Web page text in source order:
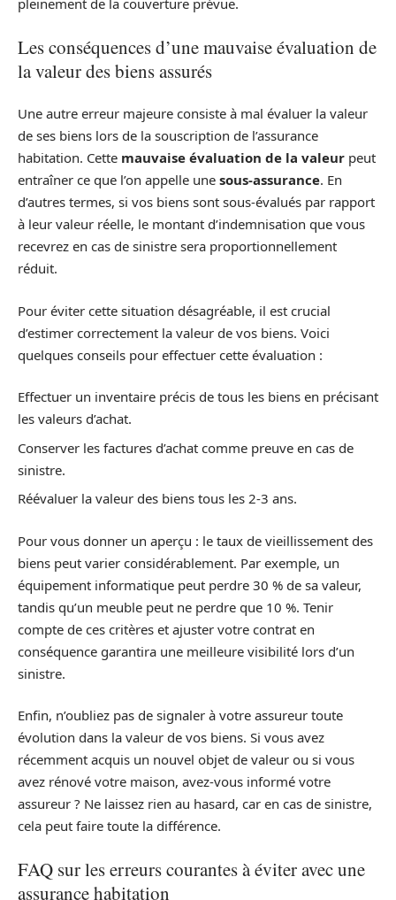
pleinement de la couverture prévue.
Les conséquences d’une mauvaise évaluation de
la valeur des biens assurés
Une autre erreur majeure consiste à mal évaluer la valeur
de ses biens lors de la souscription de l’assurance
habitation. Cette mauvaise évaluation de la valeur peut
entraîner ce que l’on appelle une sous-assurance. En
d’autres termes, si vos biens sont sous-évalués par rapport
à leur valeur réelle, le montant d’indemnisation que vous
recevrez en cas de sinistre sera proportionnellement
réduit.
Pour éviter cette situation désagréable, il est crucial
d’estimer correctement la valeur de vos biens. Voici
quelques conseils pour effectuer cette évaluation :
Effectuer un inventaire précis de tous les biens en précisant
les valeurs d’achat.
Conserver les factures d’achat comme preuve en cas de
sinistre.
Réévaluer la valeur des biens tous les 2-3 ans.
Pour vous donner un aperçu : le taux de vieillissement des
biens peut varier considérablement. Par exemple, un
équipement informatique peut perdre 30 % de sa valeur,
tandis qu’un meuble peut ne perdre que 10 %. Tenir
compte de ces critères et ajuster votre contrat en
conséquence garantira une meilleure visibilité lors d’un
sinistre.
Enfin, n’oubliez pas de signaler à votre assureur toute
évolution dans la valeur de vos biens. Si vous avez
récemment acquis un nouvel objet de valeur ou si vous
avez rénové votre maison, avez-vous informé votre
assureur ? Ne laissez rien au hasard, car en cas de sinistre,
cela peut faire toute la différence.
FAQ sur les erreurs courantes à éviter avec une
assurance habitation